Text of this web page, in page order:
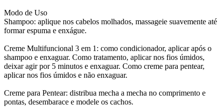
Modo de Uso
Shampoo: aplique nos cabelos molhados, massageie suavemente até
formar espuma e enxágue.
Creme Multifuncional 3 em 1: como condicionador, aplicar após o
shampoo e enxaguar. Como tratamento, aplicar nos fios úmidos,
deixar agir por 5 minutos e enxaguar. Como creme para pentear,
aplicar nos fios úmidos e não enxaguar.
Creme para Pentear: distribua mecha a mecha no comprimento e
pontas, desembarace e modele os cachos.